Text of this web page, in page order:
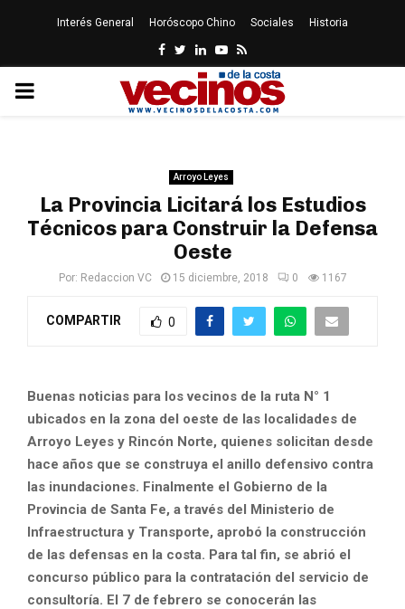
Interés General Horóscopo Chino Sociales Historia
Facebook
Twitter
LinkedinYoutube
Rss
PRIMARY
Arroyo Leyes
La Provincia Licitará los Estudios
Técnicos para Construir la Defensa
Oeste
Por: Redaccion VC 15 diciembre, 2018 0 1167
COMPARTIR 0
Buenas noticias para los vecinos de la ruta N° 1
ubicados en la zona del oeste de las localidades de
Arroyo Leyes y Rincón Norte, quienes solicitan desde
hace años que se construya el anillo defensivo contra
las inundaciones. Finalmente el Gobierno de la
Provincia de Santa Fe, a través del Ministerio de
Infraestructura y Transporte, aprobó la construcción
de las defensas en la costa. Para tal fin, se abrió el
concurso público para la contratación del servicio de
consultoría. El 7 de febrero se conocerán las